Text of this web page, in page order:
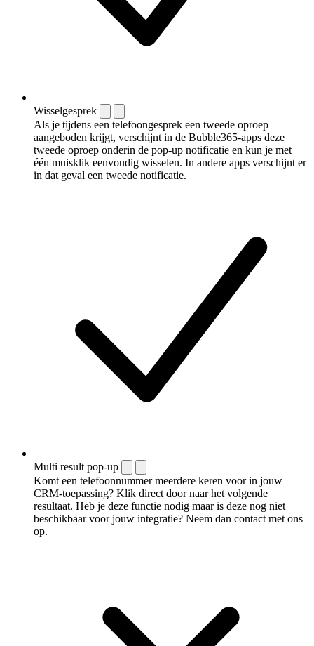
Wisselgesprek
Als je tijdens een telefoongesprek een tweede oproep
aangeboden krijgt, verschijnt in de Bubble365-apps deze
tweede oproep onderin de pop-up notificatie en kun je met
één muisklik eenvoudig wisselen. In andere apps verschijnt er
in dat geval een tweede notificatie.
Multi result pop-up
Komt een telefoonnummer meerdere keren voor in jouw
CRM-toepassing? Klik direct door naar het volgende
resultaat. Heb je deze functie nodig maar is deze nog niet
beschikbaar voor jouw integratie? Neem dan contact met ons
op.